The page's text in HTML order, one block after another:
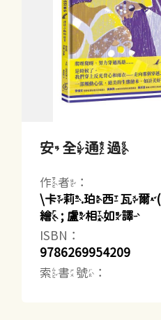
安全通過
作者：
\卡莉.珀西瓦爾
繪 ; 盧相如譯
ISBN：
9786269954209
索書號：